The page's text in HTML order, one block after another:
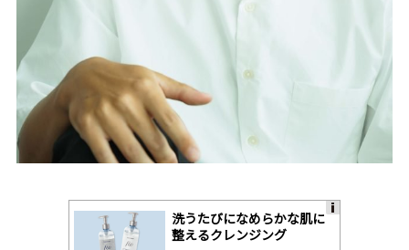
洗うたびになめらかな肌に
整えるクレンジング